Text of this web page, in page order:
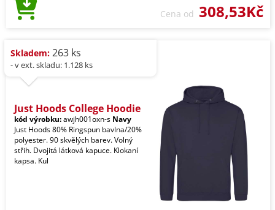
Cena od 308,53Kč
Skladem: 263 ks
- v ext. skladu: 1.128 ks
Just Hoods College Hoodie
kód výrobku:awjh001oxn-s Navy
Just Hoods 80% Ringspun bavlna/20%
polyester. 90 skvělých barev. Volný
střih. Dvojitá látková kapuce. Klokaní
kapsa. Kul